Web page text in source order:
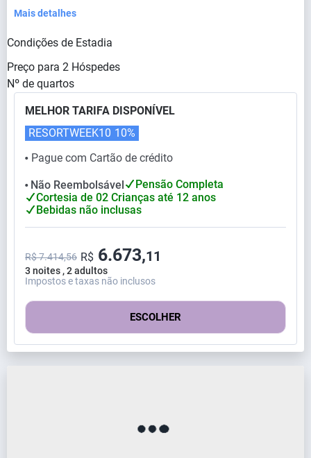
Mais detalhes
Condições de Estadia
Preço para 2 Hóspedes
Nº de quartos
MELHOR TARIFA DISPONÍVEL
⬤ Pague com Cartão de crédito
RESORTWEEK10 10%
⬤ Não Reembolsável
Pensão Completa
Cortesia de 02 Crianças até 12 anos
Bebidas não inclusas
3 noites , 2 adultos
R$ 7.414,56 R$ 6.673,11
Impostos e taxas não inclusos
ESCOLHER